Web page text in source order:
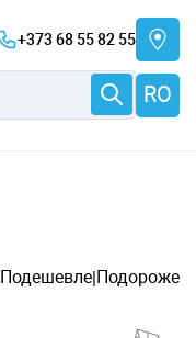
+373 68 55 82 55
RO
Подешевле|Подороже